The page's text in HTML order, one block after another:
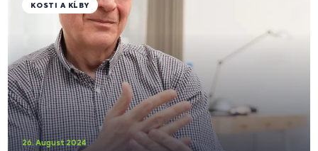
26. August 2024
KOSTI A KĹBY